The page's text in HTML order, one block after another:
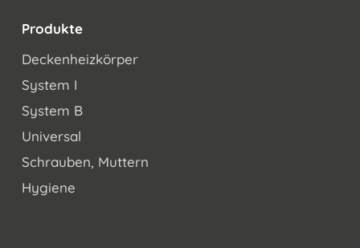
Produkte
Deckenheizkörper
System I
System B
Universal
Schrauben, Muttern
Hygiene